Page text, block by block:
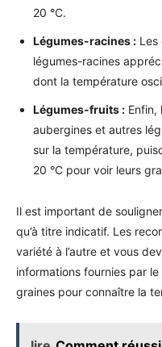
20 °C.
Légumes-racines : Les
légumes-racines
dont la température
Légumes-fruits : Enfin,
aubergines et autres
sur la température,
20 °C pour voir leurs
Il est important de
qu’à titre indicatif. Les
variété à l’autre et vous
informations fournies par
graines pour connaître la